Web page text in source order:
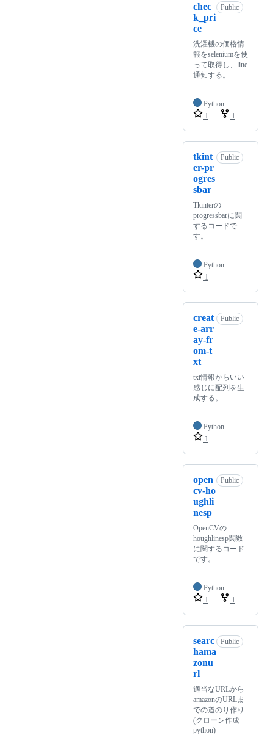
chec
k_pri
ce
Public
洗濯機の価格情
報をseleniumを使
って取得し、line
通知する。
Python
1
1
tkint
er-pr
ogres
sbar
Public
Tkinterの
progressbarに関
するコードで
す。
Python
1
creat
e-arr
ay-fr
om-t
xt
Public
txt情報からいい
感じに配列を生
成する。
Python
1
open
cv-ho
ughli
nesp
Public
OpenCVの
houghlinesp関数
に関するコード
です。
Python
1
1
searc
hama
zonu
rl
Public
適当なURLから
amazonのURLま
での道のり作り
(クローン作成
python)